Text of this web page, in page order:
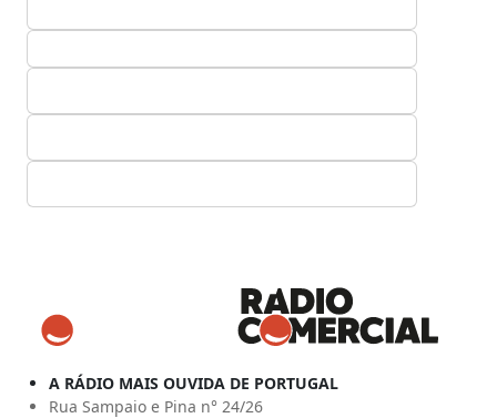
A RÁDIO MAIS OUVIDA DE PORTUGAL
Rua Sampaio e Pina n° 24/26